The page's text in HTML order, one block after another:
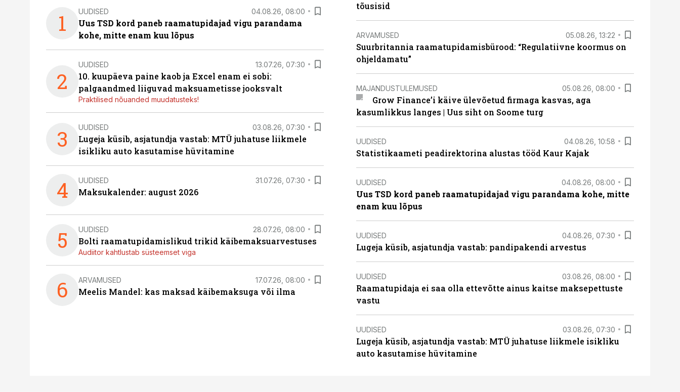
1 UUDISED 04.08.26, 08:00
Uus TSD kord paneb raamatupidajad vigu parandama
kohe, mitte enam kuu lõpus
2
UUDISED 13.07.26, 07:30
10. kuupäeva paine kaob ja Excel enam ei sobi:
palgaandmed liiguvad maksuametisse jooksvalt
Praktilised nõuanded muudatusteks!
3 UUDISED 03.08.26, 07:30
Lugeja küsib, asjatundja vastab: MTÜ juhatuse liikmele
isikliku auto kasutamise hüvitamine
4 UUDISED 31.07.26, 07:30
Maksukalender: august 2026
5 UUDISED 28.07.26, 08:00
Bolti raamatupidamislikud trikid käibemaksuarvestuses
Audiitor kahtlustab süsteemset viga
6 ARVAMUSED 17.07.26, 08:00
Meelis Mandel: kas maksad käibemaksuga või ilma
tõusisid
ARVAMUSED 05.08.26, 13:22
Suurbritannia raamatupidamisbürood: “Regulatiivne koormus on
ohjeldamatu”
MAJANDUSTULEMUSED 05.08.26, 08:00
Grow Finance’i käive ülevõetud firmaga kasvas, aga
kasumlikkus langes | Uus siht on Soome turg
UUDISED 04.08.26, 10:58
Statistikaameti peadirektorina alustas tööd Kaur Kajak
UUDISED 04.08.26, 08:00
Uus TSD kord paneb raamatupidajad vigu parandama kohe, mitte
enam kuu lõpus
UUDISED 04.08.26, 07:30
Lugeja küsib, asjatundja vastab: pandipakendi arvestus
UUDISED 03.08.26, 08:00
Raamatupidaja ei saa olla ettevõtte ainus kaitse maksepettuste
vastu
UUDISED 03.08.26, 07:30
Lugeja küsib, asjatundja vastab: MTÜ juhatuse liikmele isikliku
auto kasutamise hüvitamine